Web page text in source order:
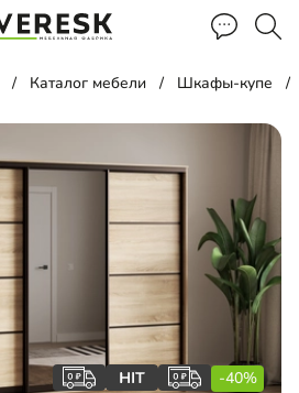
Каталог мебели Шкафы-купе
-40%